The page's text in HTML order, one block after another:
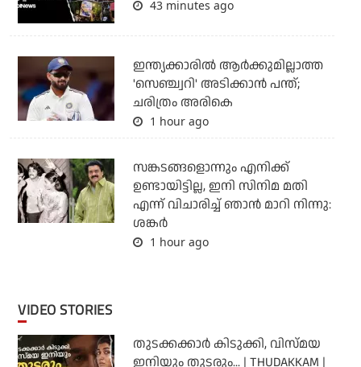
43 minutes ago
ഇന്ത്യക്കാരില്‍ ആര്‍ക്കുമില്ലാത്ത
'സെഞ്ച്വറി' അടിക്കാന്‍ പന്ത്;
ചരിത്രം അരികെ
1 hour ago
സങ്കടങ്ങളൊന്നും എനിക്ക്
ഉണ്ടായിട്ടില്ല, ഇനി സിനിമ മതി
എന്ന് വിചാരിച്ച് ഞാന്‍ മാറി നിന്നു:
ശങ്കര്‍
1 hour ago
VIDEO STORIES
തുടക്കക്കാര്‍ കിടുക്കി, വിസ്മയ
ഇനിയും തുടരും... | THUDAKKAM |